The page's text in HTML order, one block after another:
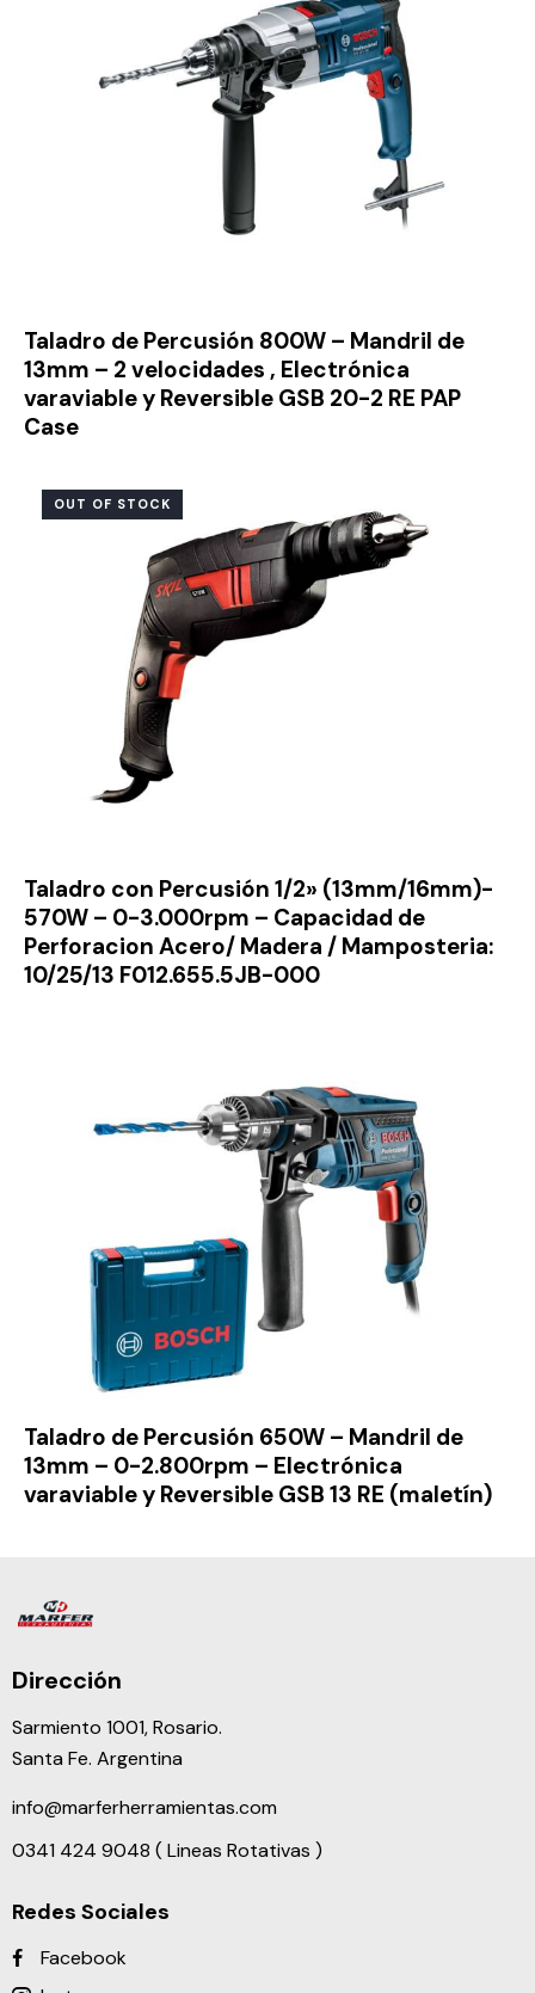
Taladro de Percusión 800W – Mandril de
13mm – 2 velocidades , Electrónica
varaviable y Reversible GSB 20-2 RE PAP
Case
OUT OF STOCK
Taladro con Percusión 1/2» (13mm/16mm)-
570W – 0-3.000rpm – Capacidad de
Perforacion Acero/ Madera / Mamposteria:
10/25/13 F012.655.5JB-000
Taladro de Percusión 650W – Mandril de
13mm – 0-2.800rpm – Electrónica
varaviable y Reversible GSB 13 RE (maletín)
Dirección
Sarmiento 1001, Rosario.
Santa Fe. Argentina
info@marferherramientas.com
0341 424 9048 ( Lineas Rotativas )
Redes Sociales
Facebook